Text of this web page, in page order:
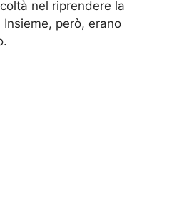
nel riprendere la
però, erano